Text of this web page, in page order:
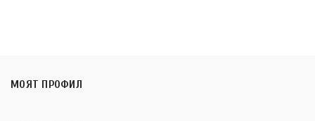
МОЯТ ПРОФИЛ